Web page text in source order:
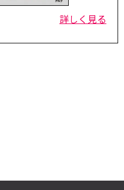
詳しく見る